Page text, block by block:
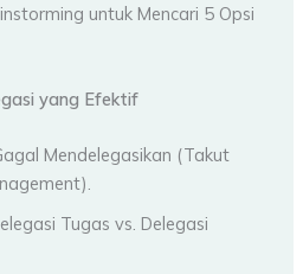
untuk Mencari 5 Opsi
yang Efektif
Mendelegasikan (Takut
Tugas vs. Delegasi